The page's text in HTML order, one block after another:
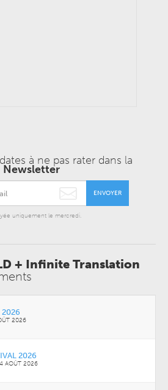
à ne pas rater dans la
Newsletter
ENVOYER
uniquement le mercredi.
+ Infinite Translation
2026
2026
2026
AOÛT 2026